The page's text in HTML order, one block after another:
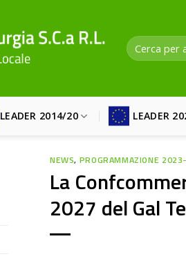
LEADER 2014/20 LEADER
NEWS, PROGRAMMAZIONE
La
2027 del Gal